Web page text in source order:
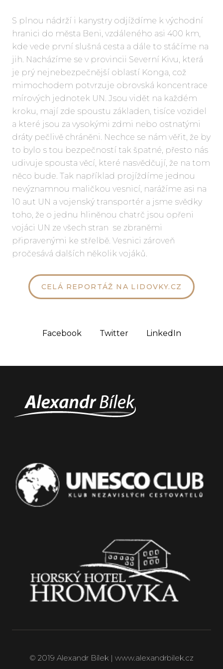
S plnou nádrží i kanystry odjíždíme k východní
hranici do města Beni, vzdáleného asi 400 km,
kde vede první slušná cesta a dále to stáčíme na
jih. Nacházíme se v provincii Severní Kivu, která
je prý nejnebezpečnější oblastí Konga, což
mimochodem potvrzuje obrovská koncentrace
mírových jednotek UN. Jsou vidět na každém
kroku, mají zde spoustu základen, tisíce vozidel
a které jsou za vysokými zdmi nebo ostnatými
dráty pečlivě chráněni. Nechce se nám věřit, že by
to bylo s tou bezpečností tak špatné, přesto nás
udivuje spousta věcí, které nasvědčují, že na tom
něco bude. Tak například projíždíme jednou
nevýznamnou maličkou vesnicí, narážíme asi na
10 aut UN a vojenský transportér a jsme svědky
toho, že o jednu hliněnou chatrč jsou opřeni
vojáci UN ze všech stran se zbraněmi
připravenými ke střelbě. Vesnici zároveň
pročesává dalších několik vojáků.
CELÁ REPORTÁŽ NA LIDOVKY.CZ
Facebook Twitter LinkedIn
© 2019 Alexandr Bílek | www.alexandrbilek.cz